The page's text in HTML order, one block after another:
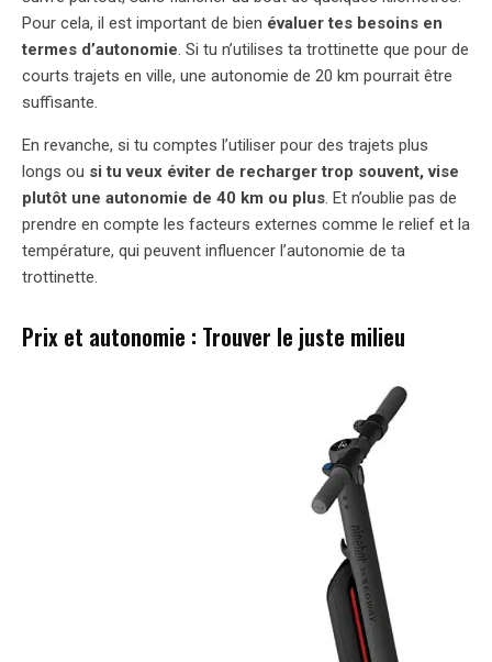
Pour cela, il est important de bien évaluer tes besoins en
termes d’autonomie. Si tu n’utilises ta trottinette que pour de
courts trajets en ville, une autonomie de 20 km pourrait être
suffisante.
En revanche, si tu comptes l’utiliser pour des trajets plus
longs ou si tu veux éviter de recharger trop souvent, vise
plutôt une autonomie de 40 km ou plus. Et n’oublie pas de
prendre en compte les facteurs externes comme le relief et la
température, qui peuvent influencer l’autonomie de ta
trottinette.
Prix et autonomie : Trouver le juste milieu